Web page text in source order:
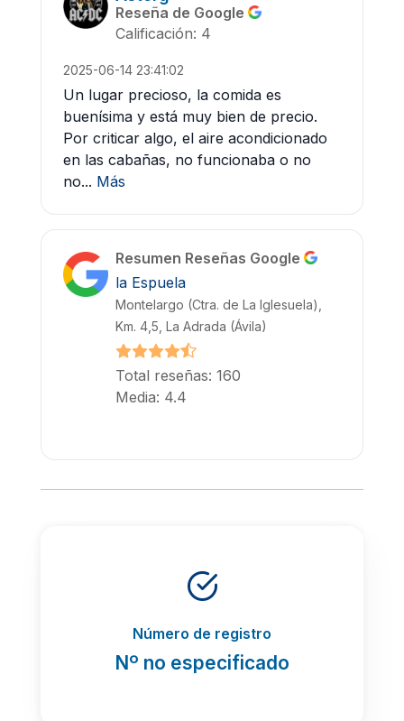
Reseña de Google
Calificación: 4
2025-06-14 23:41:02
Un lugar precioso, la comida es
buenísima y está muy bien de precio.
Por criticar algo, el aire acondicionado
en las cabañas, no funcionaba o no
no... Más
Resumen Reseñas Google
la Espuela
Montelargo (Ctra. de La Iglesuela),
Km. 4,5, La Adrada (Ávila)
Total reseñas: 160
Media: 4.4
Número de registro
Nº no especificado